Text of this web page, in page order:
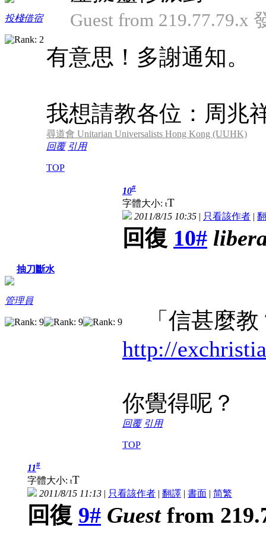
投棧借宿 Guest from 219.77.79.x
有意思！多謝通知。
我想請教各位：周兆
尋道會 Unitarian Universalists Hong Kong (UUHK)
回覆 引用
TOP
抽刀斷水
管理員
10#
字體大小: tT
2011/8/15 10:35 | 只看該作者 |
回復 10#
「信甚麼教
http://
你覺得呢？
回覆 引用
TOP
11#
字體大小: tT
2011/8/15 11:13 | 只看該作者 | 翻譯 | 書面 | 简繁
回復 9# Guestfrom